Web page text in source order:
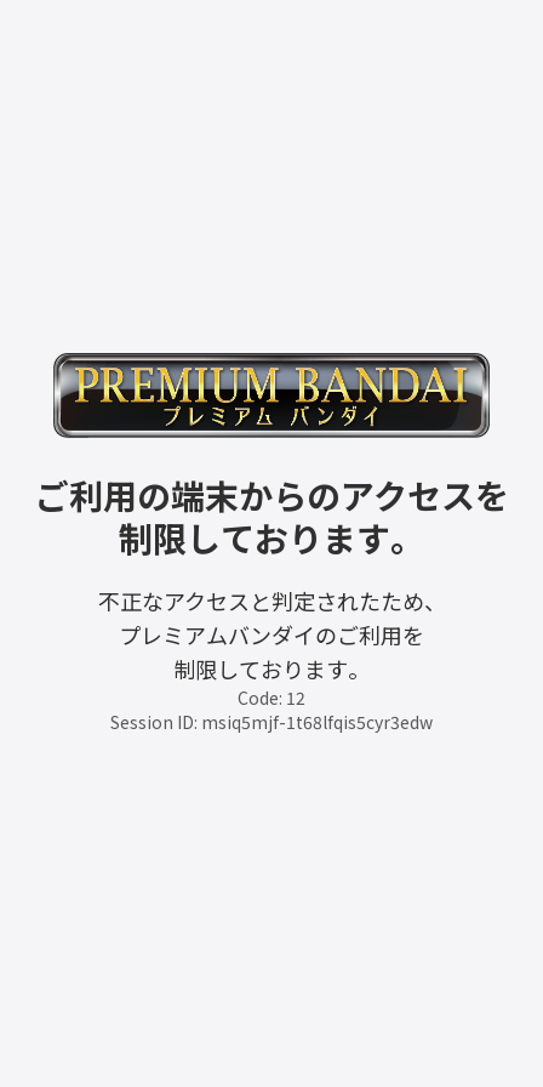
ご利用の端末からのアクセスを
制限しております。
不正なアクセスと判定されたため、
プレミアムバンダイのご利用を
制限しております。
Code: 12
Session ID: msiq5mjf-1t68lfqis5cyr3edw